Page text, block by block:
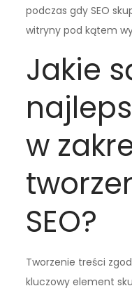
podczas gdy SEO
witryny pod kątem
Jakie
w
SEO?
Tworzenie treści
kluczowy element